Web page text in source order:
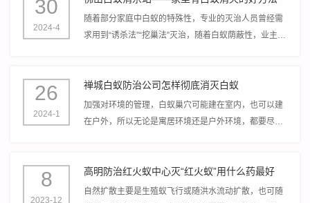
30
2024-4
随着部分家庭中白蚁的特殊性，专业的灭治人员曾经需
求用到“诱杀法”“挖巢法”灭治，随着白蚁荫蔽性，业主很
26
2024-1
禅城白蚁防治公司怎样彻底消灭白蚁
加强对环境的管理，白蚁巢穴可能建在室内，也可以建
在户外，所以无论是寓居环境还是户外环境，都要尽可
8
2023-12
高明防治红火蚁中心灭“红火蚁”用什么药最好
自然扩散主要是生殖蚁飞行或随洪水流动扩散，也可随